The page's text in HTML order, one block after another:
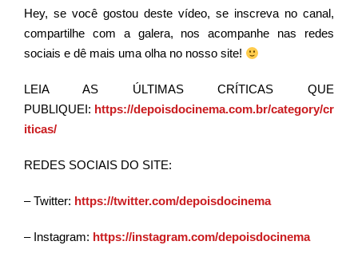
Hey, se você gostou deste vídeo, se inscreva no canal,
compartilhe com a galera, nos acompanhe nas redes
sociais e dê mais uma olha no nosso site!
LEIA AS ÚLTIMAS CRÍTICAS QUE
PUBLIQUEI: https://depoisdocinema.com.br/category/cr
iticas/
REDES SOCIAIS DO SITE:
– Twitter: https://twitter.com/depoisdocinema
– Instagram: https://instagram.com/depoisdocinema